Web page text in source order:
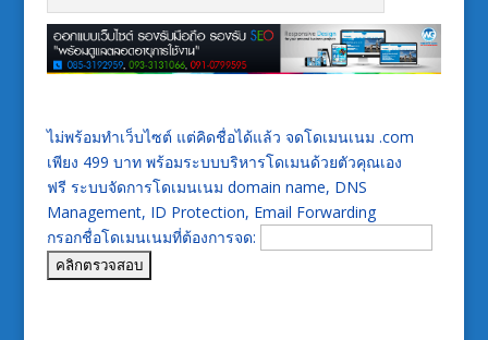
ไม่พร้อมทำเว็บไซต์ แต่คิดชื่อได้แล้ว จดโดเมนเนม .com
เพียง 499 บาท พร้อมระบบบริหารโดเมนด้วยตัวคุณเอง
ฟรี ระบบจัดการโดเมนเนม domain name, DNS
Management, ID Protection, Email Forwarding
กรอกชื่อโดเมนเนมที่ต้องการจด: